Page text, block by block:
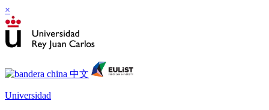
×
Universidad